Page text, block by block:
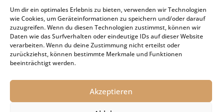
Um dir ein optimales Erlebnis zu bieten, verwenden wir Technologien
wie Cookies, um Geräteinformationen zu speichern und/oder darauf
zuzugreifen. Wenn du diesen Technologien zustimmst, können wir
Daten wie das Surfverhalten oder eindeutige IDs auf dieser Website
verarbeiten. Wenn du deine Zustimmung nicht erteilst oder
zurückziehst, können bestimmte Merkmale und Funktionen
beeinträchtigt werden.
Akzeptieren
Nachlassverbindlichkeiten
Umsatzsteuer-Umrechnungskurse Juli 2026
Keine Steuerfreiheit eines sog. Konfusionsgewinns
bei Mutterkapitalgesellschaft
Schenkungsteuer: Zinssatz von 5,5 % für die